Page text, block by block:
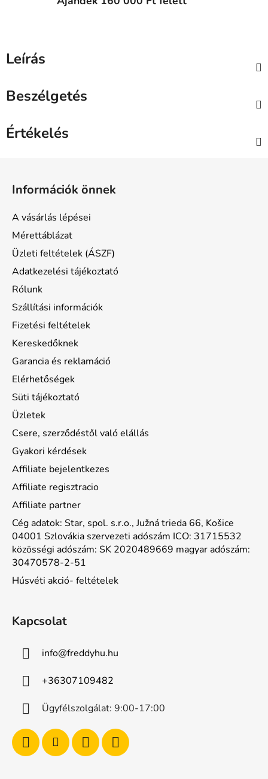
Leírás
Beszélgetés
Értékelés
Információk önnek
A vásárlás lépései
Mérettáblázat
Üzleti feltételek (ÁSZF)
Adatkezelési tájékoztató
Rólunk
Szállítási információk
Fizetési feltételek
Kereskedőknek
Garancia és reklamáció
Elérhetőségek
Süti tájékoztató
Üzletek
Csere, szerződéstől való elállás
Gyakori kérdések
Affiliate bejelentkezes
Affiliate regisztracio
Affiliate partner
Cég adatok: Star, spol. s.r.o., Južná trieda 66, Košice
04001 Szlovákia szervezeti adószám ICO: 31715532
közösségi adószám: SK 2020489669 magyar adószám:
30470578-2-51
Húsvéti akció- feltételek
Kapcsolat
info@freddyhu.hu
+36307109482
Ügyfélszolgálat: 9:00-17:00